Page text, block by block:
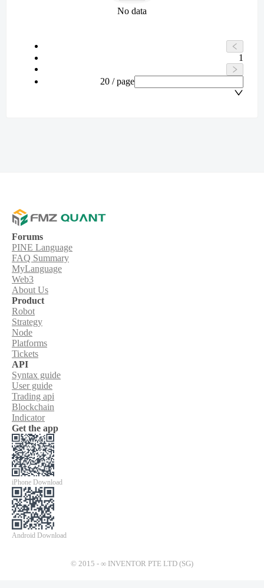
No data
1
20 / page
Forums
PINE Language
FAQ Summary
MyLanguage
Web3
About Us
Product
Robot
Strategy
Node
Platforms
Tickets
API
Syntax guide
User guide
Trading api
Blockchain
Indicator
Get the app
iPhone Download
Android Download
© 2015 - ∞ INVENTOR PTE LTD (SG)